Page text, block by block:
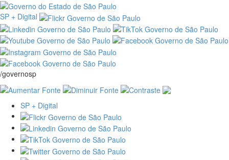
SP + Digital
/governosp
SP + Digital